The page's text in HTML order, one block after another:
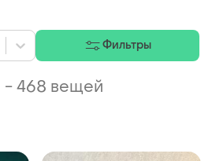
-468 вещей
Фильтры